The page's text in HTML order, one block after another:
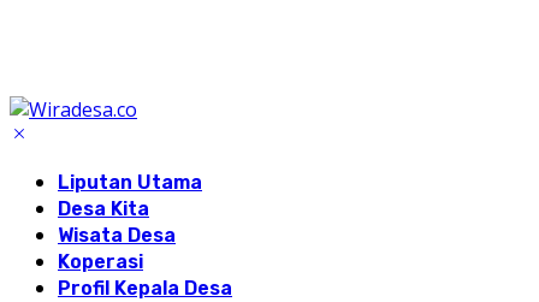
Liputan Utama
Desa Kita
Wisata Desa
Koperasi
Profil Kepala Desa